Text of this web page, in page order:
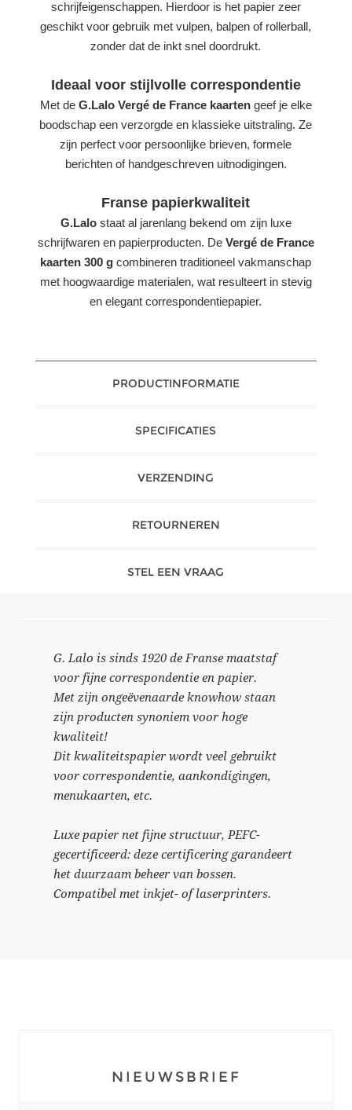
schrijfeigenschappen. Hierdoor is het papier zeer
geschikt voor gebruik met vulpen, balpen of rollerball,
zonder dat de inkt snel doordrukt.
Ideaal voor stijlvolle correspondentie
Met de G.Lalo Vergé de France kaartengeef je elke
boodschap een verzorgde en klassieke uitstraling. Ze
zijn perfect voor persoonlijke brieven, formele
berichten of handgeschreven uitnodigingen.
Franse papierkwaliteit
G.Lalostaat al jarenlang bekend om zijn luxe
schrijfwaren en papierproducten. De Vergé de France
kaarten 300 g combineren traditioneel vakmanschap
met hoogwaardige materialen, wat resulteert in stevig
en elegant correspondentiepapier.
PRODUCTINFORMATIE
SPECIFICATIES
VERZENDING
RETOURNEREN
STEL EEN VRAAG
G. Lalo is sinds 1920 de Franse maatstaf
voor fijne correspondentie en papier.
Met zijn ongeëvenaarde knowhow staan
zijn producten synoniem voor hoge
kwaliteit!
Dit kwaliteitspapier wordt veel gebruikt
voor correspondentie, aankondigingen,
menukaarten, etc.
Luxe papier net fijne structuur, PEFC-
gecertificeerd: deze certificering garandeert
het duurzaam beheer van bossen.
Compatibel met inkjet- of laserprinters.
NIEUWSBRIEF